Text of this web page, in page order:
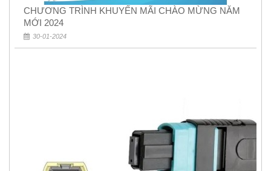
CHƯƠNG TRÌNH KHUYẾN MÃI CHÀO MỪNG NĂM
MỚI 2024
30-01-2024